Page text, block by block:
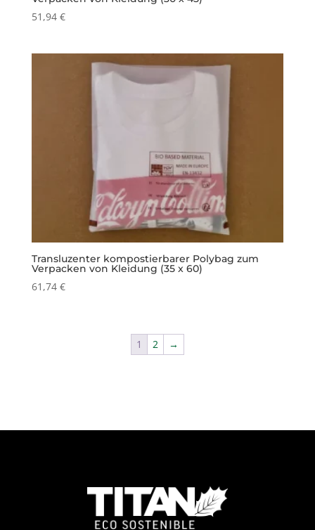
51,94 €
Transluzenter kompostierbarer Polybag zum
Verpacken von Kleidung (35 x 60)
61,74 €
1 2 →